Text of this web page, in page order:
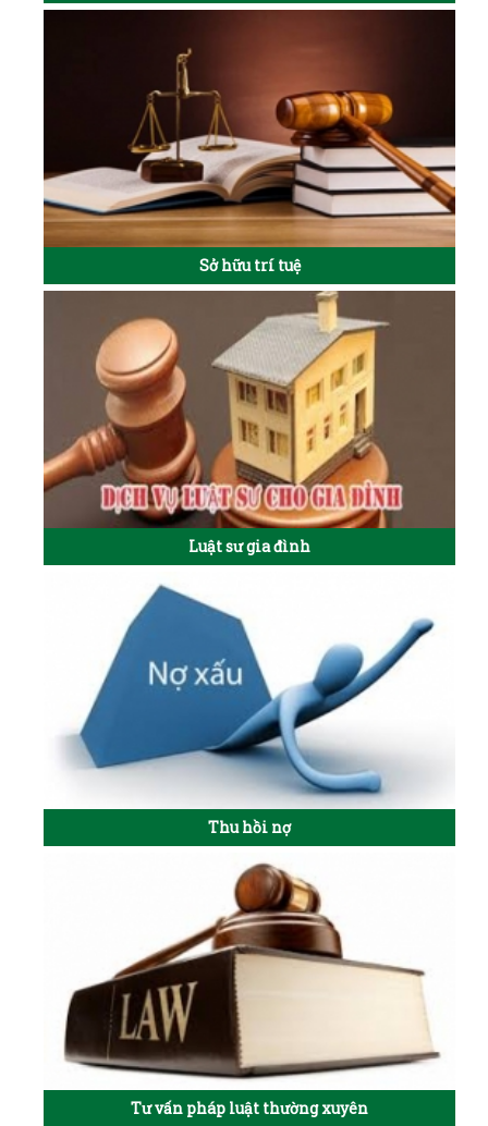
Sở hữu trí tuệ
Luật sư gia đình
Thu hồi nợ
Tư vấn pháp luật thường xuyên